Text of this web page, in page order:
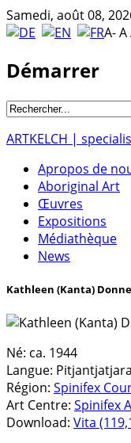
Samedi, août 08,
A-A
Démarrer
ARTKELCH |
Apropos de
Aboriginal Art
Œuvres
Expositions
Médiathèque
News
Kathleen (Kanta)
Né: ca. 1944
Langue: Pitjantjatjara
Région: Spinifex
Art Centre: Spinifex
Download: Vita